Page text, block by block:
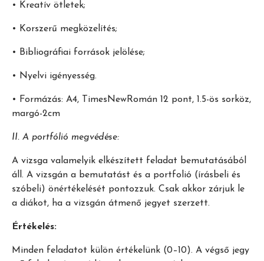
• Kreatív ötletek;
• Korszerű megközelítés;
• Bibliográfiai források jelölése;
• Nyelvi igényesség.
• Formázás: A4, TimesNewRomán 12 pont, 1.5-ös sorköz,
margó-2cm
II. A portfólió megvédése:
A vizsga valamelyik elkészített feladat bemutatásából
áll. A vizsgán a bemutatást és a portfolió (írásbeli és
szóbeli) önértékelését pontozzuk. Csak akkor zárjuk le
a diákot, ha a vizsgán átmenő jegyet szerzett.
Értékelés:
Minden feladatot külön értékelünk (0–10). A végső jegy